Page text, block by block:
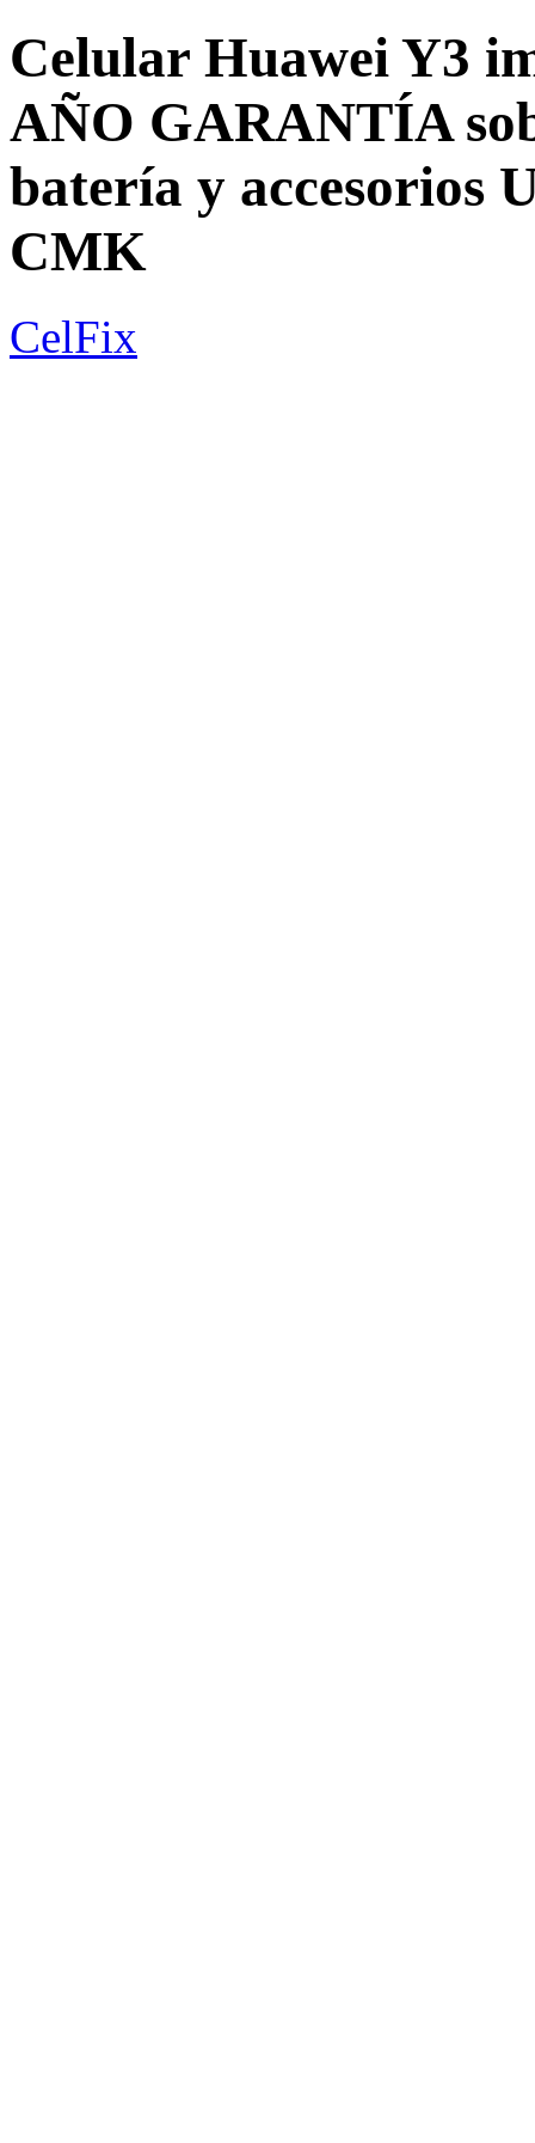
Celular Huawei Y3
AÑO GARANTÍA
batería y accesorios
CMK
CelFix